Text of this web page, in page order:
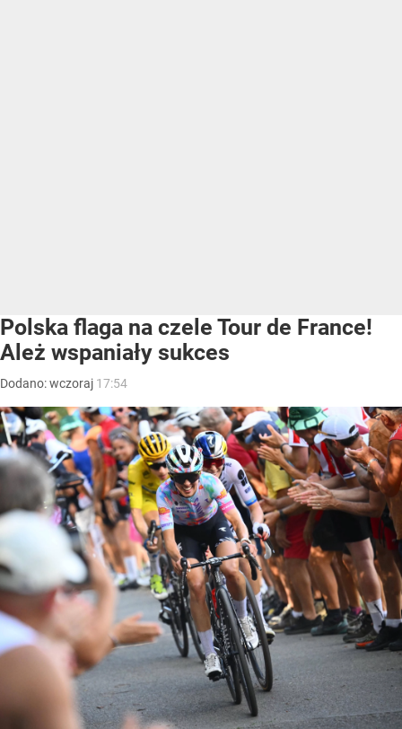
Polska flaga na czele Tour de France!
Ależ wspaniały sukces
Dodano:wczoraj 17:54